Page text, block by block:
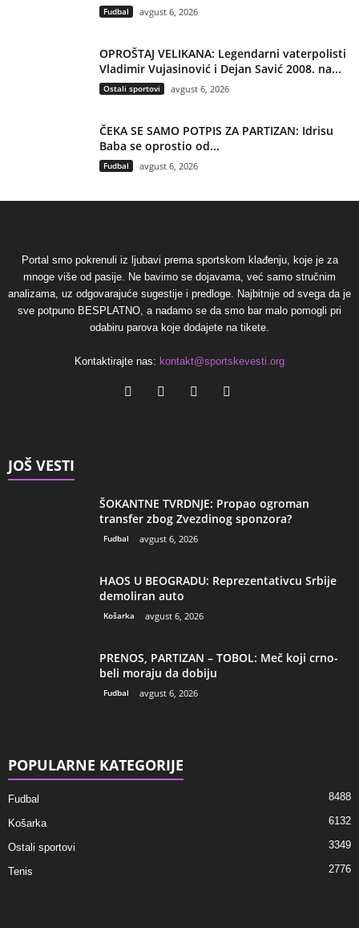
Fudbal avgust 6, 2026
OPROŠTAJ VELIKANA: Legendarni vaterpolisti
Vladimir Vujasinović i Dejan Savić 2008. na...
Ostali sportovi avgust 6, 2026
ČEKA SE SAMO POTPIS ZA PARTIZAN: Idrisu
Baba se oprostio od...
Fudbal avgust 6, 2026
Portal smo pokrenuli iz ljubavi prema sportskom klađenju, koje je za
mnoge više od pasije. Ne bavimo se dojavama, već samo stručnim
analizama, uz odgovarajuće sugestije i predloge. Najbitnije od svega da je
sve potpuno BESPLATNO, a nadamo se da smo bar malo pomogli pri
odabiru parova koje dodajete na tikete.
Kontaktirajte nas: kontakt@sportskevesti.org
JOŠ VESTI
ŠOKANTNE TVRDNJE: Propao ogroman
transfer zbog Zvezdinog sponzora?
Fudbal avgust 6, 2026
HAOS U BEOGRADU: Reprezentativcu Srbije
demoliran auto
Košarka avgust 6, 2026
PRENOS, PARTIZAN – TOBOL: Meč koji crno-
beli moraju da dobiju
Fudbal avgust 6, 2026
POPULARNE KATEGORIJE
Fudbal 8488
Košarka 6132
Ostali sportovi 3349
Tenis 2776